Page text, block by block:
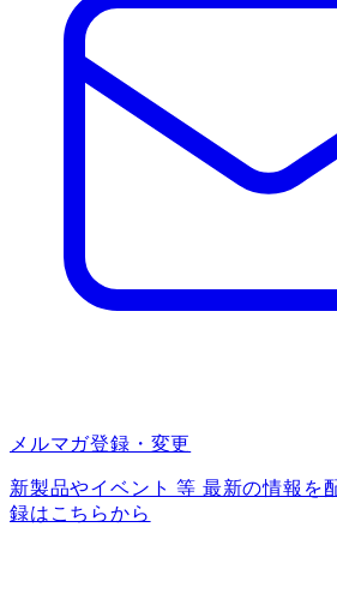
メルマガ登録・変更
新製品やイベント 等 最新の情報を
録はこちらから